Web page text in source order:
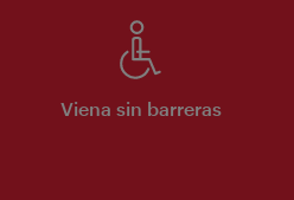
Viena sin barreras